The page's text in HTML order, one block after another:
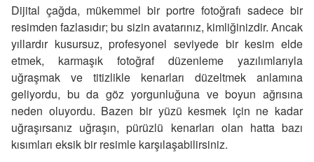
Dijital çağda, mükemmel bir portre fotoğrafı sadece bir
resimden fazlasıdır; bu sizin avatarınız, kimliğinizdir. Ancak
yıllardır kusursuz, profesyonel seviyede bir kesim elde
etmek, karmaşık fotoğraf düzenleme yazılımlarıyla
uğraşmak ve titizlikle kenarları düzeltmek anlamına
geliyordu, bu da göz yorgunluğuna ve boyun ağrısına
neden oluyordu. Bazen bir yüzü kesmek için ne kadar
uğraşırsanız uğraşın, pürüzlü kenarları olan hatta bazı
kısımları eksik bir resimle karşılaşabilirsiniz.